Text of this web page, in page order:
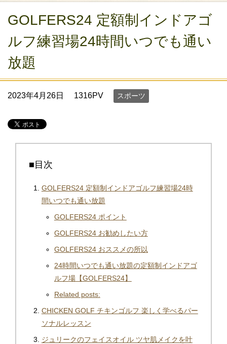
GOLFERS24 定額制インドアゴ
ルフ練習場24時間いつでも通い
放題
2023年4月26日 1316PV スポーツ
■目次
GOLFERS24 定額制インドアゴルフ練習場24時
間いつでも通い放題
GOLFERS24 ポイント
GOLFERS24 お勧めしたい方
GOLFERS24 おススメの所以
24時間いつでも通い放題の定額制インドアゴ
ルフ場【GOLFERS24】
Related posts:
CHICKEN GOLF チキンゴルフ 楽しく学べるパー
ソナルレッスン
ジュリークのフェイスオイル ツヤ肌メイクを叶